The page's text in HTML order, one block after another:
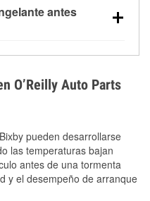
°F que baja la
información sobre
antes
de frío
la protección
How-To.
O’Reilly Auto Parts
pueden desarrollarse
las temperaturas bajan
antes de una tormenta
y el desempeño de arranque